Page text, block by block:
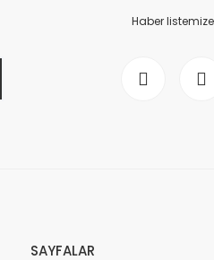
Haber
SAYFALAR